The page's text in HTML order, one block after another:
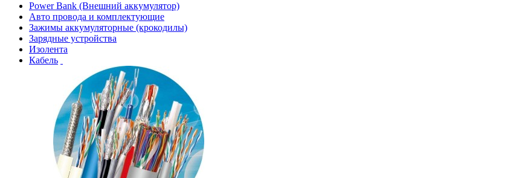
Power Bank (Внешний аккумулятор)
Авто провода и комплектующие
Зажимы аккумуляторные (крокодилы)
Зарядные устройства
Изолента
Кабель